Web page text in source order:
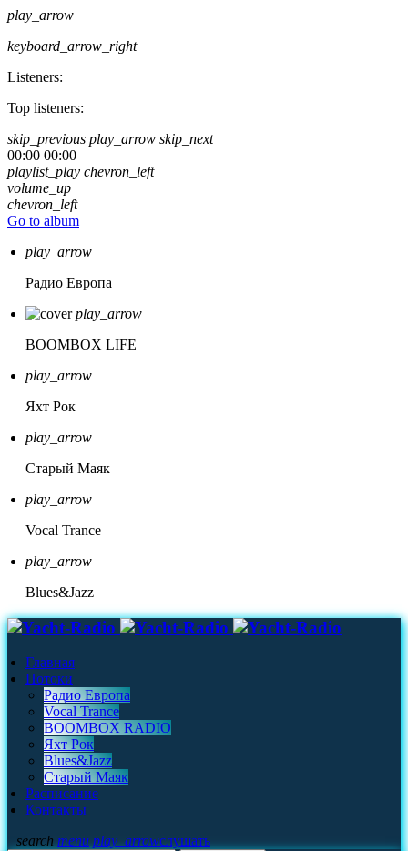
play_arrow
keyboard_arrow_right
Listeners:
Top listeners:
skip_previous play_arrow skip_next
00:00 00:00
playlist_play chevron_left
volume_up
chevron_left
Go to album
play_arrow
Радио Европа
play_arrow
BOOMBOX LIFE
play_arrow
Яхт Рок
play_arrow
Старый Маяк
play_arrow
Vocal Trance
play_arrow
Blues&Jazz
Главная
Потоки
Радио Европа
Vocal Trance
BOOMBOX RADIO
Яхт Рок
Blues&Jazz
Старый Маяк
Расписание
Контакты
search menu play_arrowслушать